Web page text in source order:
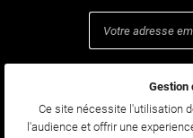
Conditions
Politique
Gestion
Ce site nécessite l'utilisation
l'audience et offrir une